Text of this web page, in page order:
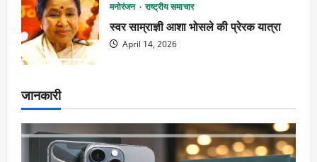
मनोरंजन राष्ट्रीय समाचार
स्वर साम्राज्ञी आशा भोसले की प्रेरक यात्रा
April 14, 2026
जानकारी